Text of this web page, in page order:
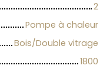
2
Pompe à chaleur
Bois/Double vitrage
1800